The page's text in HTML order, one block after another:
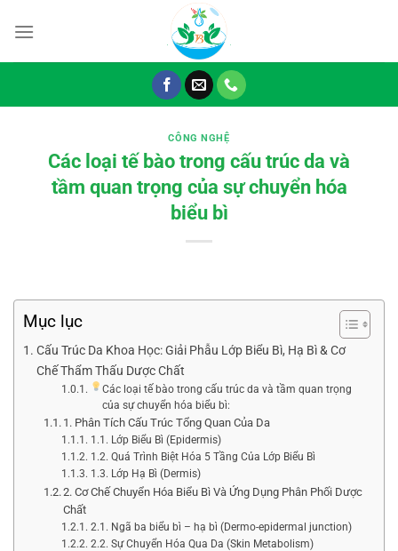
đến
CÔNG NGHỆ
Các loại tế bào trong cấu trúc da và
tầm quan trọng của sự chuyển hóa
biểu bì
Mục lục
Cấu Trúc Da Khoa Học: Giải Phẫu Lớp Biểu Bì, Hạ Bì & Cơ
Chế Thẩm Thấu Dược Chất
Các loại tế bào trong cấu trúc da và tầm quan trọng
của sự chuyển hóa biểu bì:
1. Phân Tích Cấu Trúc Tổng Quan Của Da
1.1. Lớp Biểu Bì (Epidermis)
1.2. Quá Trình Biệt Hóa 5 Tầng Của Lớp Biểu Bì
1.3. Lớp Hạ Bì (Dermis)
2. Cơ Chế Chuyển Hóa Biểu Bì Và Ứng Dụng Phân Phối Dược
Chất
2.1. Ngã ba biểu bì – hạ bì (Dermo-epidermal junction)
2.2. Sự Chuyển Hóa Qua Da (Skin Metabolism)